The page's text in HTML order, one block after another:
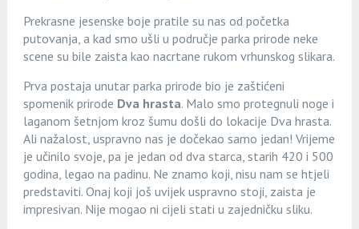
Prekrasne jesenske boje pratile su nas od početka
putovanja, a kad smo ušli u područje parka prirode neke
scene su bile zaista kao nacrtane rukom vrhunskog slikara.
Prva postaja unutar parka prirode bio je zaštićeni
spomenik prirode Dva hrasta. Malo smo protegnuli noge i
laganom šetnjom kroz šumu došli do lokacije Dva hrasta.
Ali nažalost, uspravno nas je dočekao samo jedan! Vrijeme
je učinilo svoje, pa je jedan od dva starca, starih 420 i 500
godina, legao na padinu. Ne znamo koji, nisu nam se htjeli
predstaviti. Onaj koji još uvijek uspravno stoji, zaista je
impresivan. Nije mogao ni cijeli stati u zajedničku sliku.